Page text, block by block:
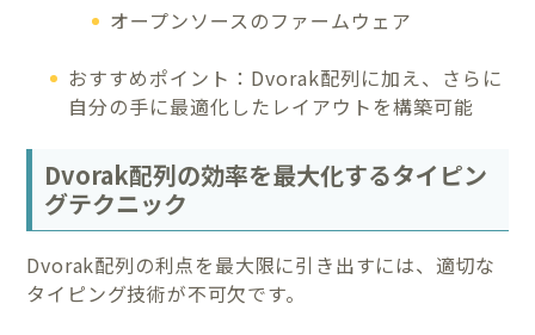
オープンソースのファームウェア
おすすめポイント：Dvorak配列に加え、さらに
自分の手に最適化したレイアウトを構築可能
Dvorak配列の効率を最大化するタイピン
グテクニック
Dvorak配列の利点を最大限に引き出すには、適切な
タイピング技術が不可欠です。